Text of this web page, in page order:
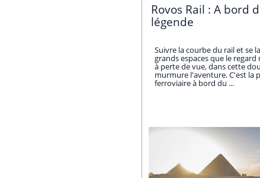
Rovos Rail : A bord
légende
Suivre la courbe du rail et se
grands espaces que le
à perte de vue, dans cette
murmure l'aventure. C'est la
ferroviaire à bord du ...